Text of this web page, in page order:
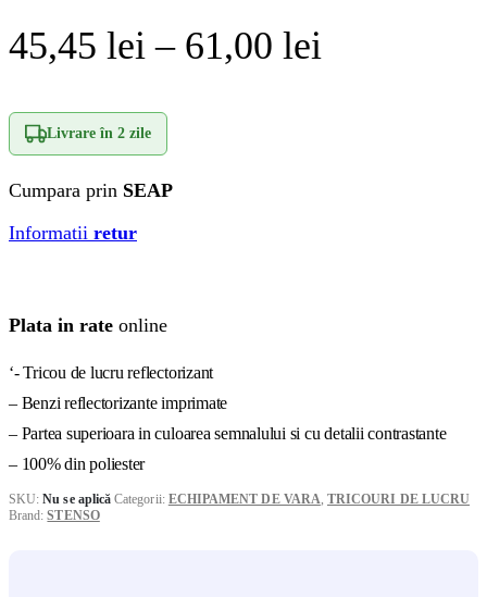
45,45 lei – 61,00 lei
Livrare în 2 zile
Cumpara prin SEAP
Informatii retur
Plata in rate online
‘- Tricou de lucru reflectorizant
– Benzi reflectorizante imprimate
– Partea superioara in culoarea semnalului si cu detalii contrastante
– 100% din poliester
SKU:Nu se aplică Categorii: ECHIPAMENT DE VARA TRICOURI DE LUCRU
Brand:STENSO